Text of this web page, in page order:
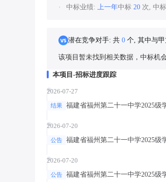
中标业绩: 上一年中标 20 次, 中
潜在竞争对手: 共 0 个, 其中与
该项目暂未找到相关数据，中标机
本项目-招标进度跟踪
2026-07-27
结果 福建省福州第二十一中学2025级
2026-07-20
公告 福建省福州第二十一中学2025级
2026-07-20
公告 福建省福州第二十一中学2025级